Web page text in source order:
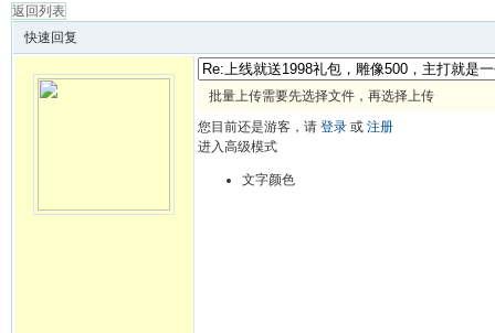
返回列表
快速回复
批量上传需要先选择文件，再选择上传
您目前还是游客，请 登录 或 注册
进入高级模式
文字颜色